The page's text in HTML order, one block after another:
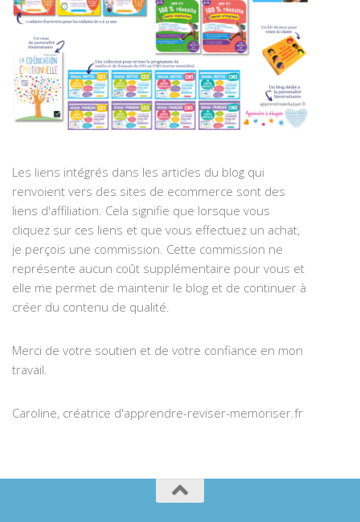
Les liens intégrés dans les articles du blog qui
renvoient vers des sites de ecommerce sont des
liens d'affiliation. Cela signifie que lorsque vous
cliquez sur ces liens et que vous effectuez un achat,
je perçois une commission. Cette commission ne
représente aucun coût supplémentaire pour vous et
elle me permet de maintenir le blog et de continuer à
créer du contenu de qualité.
Merci de votre soutien et de votre confiance en mon
travail.
Caroline, créatrice d'apprendre-reviser-memoriser.fr